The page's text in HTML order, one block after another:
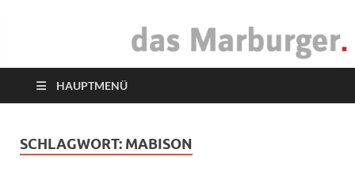
das Marburger.
HAUPTMENÜ
SCHLAGWORT: MABISON